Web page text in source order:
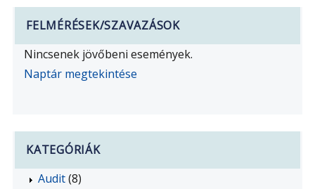
FELMÉRÉSEK/SZAVAZÁSOK
Nincsenek jövőbeni események.
Naptár megtekintése
KATEGÓRIÁK
Audit(8)